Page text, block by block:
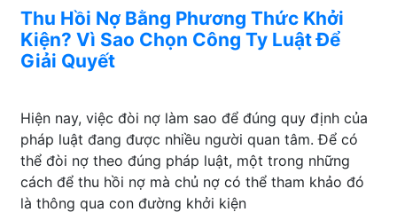
Thu Hồi Nợ Bằng Phương Thức Khởi
Kiện? Vì Sao Chọn Công Ty Luật Để
Giải Quyết
Hiện nay, việc đòi nợ làm sao để đúng quy định của
pháp luật đang được nhiều người quan tâm. Để có
thể đòi nợ theo đúng pháp luật, một trong những
cách để thu hồi nợ mà chủ nợ có thể tham khảo đó
là thông qua con đường khởi kiện